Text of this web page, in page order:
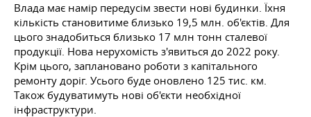
Влада має намір передусім звести нові будинки. Їхня
кількість становитиме близько 19,5 млн. об'єктів. Для
цього знадобиться близько 17 млн тонн сталевої
продукції. Нова нерухомість з'явиться до 2022 року.
Крім цього, заплановано роботи з капітального
ремонту доріг. Усього буде оновлено 125 тис. км.
Також будуватимуть нові об'єкти необхідної
інфраструктури.